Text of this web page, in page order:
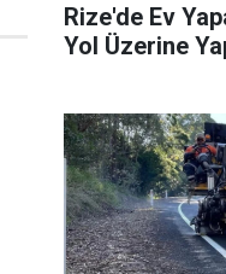
Rize'de Ev
Yol Üzerine